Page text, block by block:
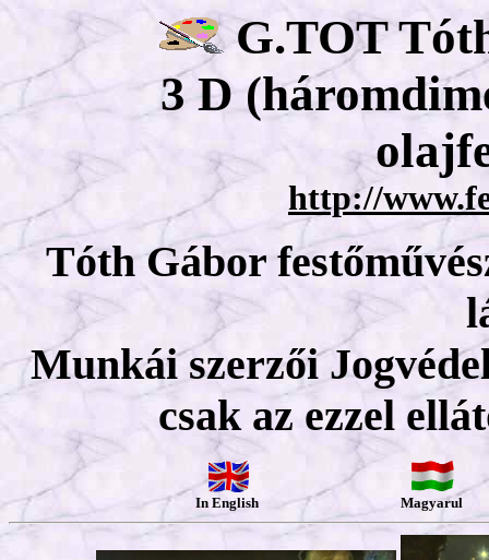
G.TOT
3 D
http://
Tóth Gábor
Munkái szerzői
csak az ezzel
In English Magyarul